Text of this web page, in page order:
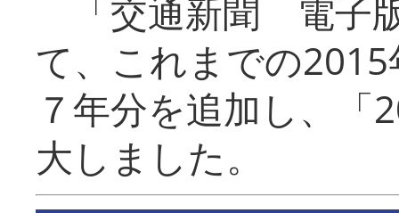
「交通新聞 電子
て、これまでの
７年分を追加し、「
大しまし